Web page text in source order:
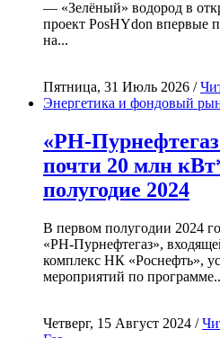
— «Зелёный» водород в
проект PosHYdon впервые
на...
Пятница, 31 Июль 2026 /
Энергетика и фондовый
«РН-
почти 20 млн
полугодие 2024
В первом полугодии 2024
«РН-Пурнефтегаз»,
комплекс НК «Роснефть»,
мероприятий по
Четверг, 15 Август 2024 /